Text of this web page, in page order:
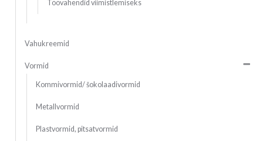
Töövahendid viimistlemiseks
Vahukreemid
Vormid
Kommivormid/ šokolaadivormid
Metallvormid
Plastvormid, pitsatvormid